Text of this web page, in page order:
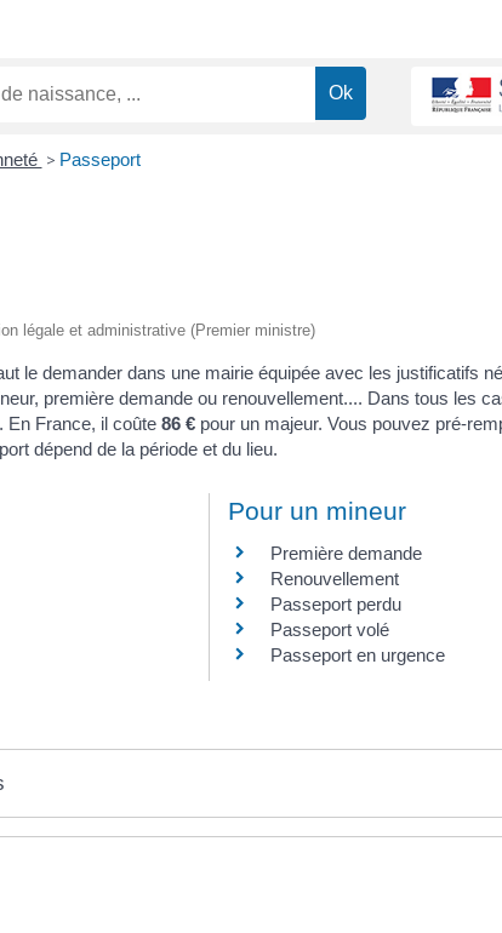
> Passeport
légale et administrative (Premier ministre)
le demander dans une mairie équipée avec les justificatifs
première demande ou renouvellement.... Dans tous les
En France, il coûte 86 € pour un majeur. Vous pouvez pré-
dépend de la période et du lieu.
Pour un mineur
Première demande
Renouvellement
Passeport perdu
Passeport volé
Passeport en urgence